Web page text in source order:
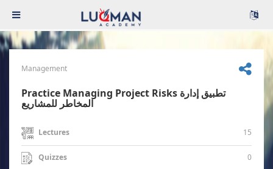
Management
Practice Managing Project Risks تطبيق إدارة
المخاطر للمشاريع
Lectures 15
Quizzes 0